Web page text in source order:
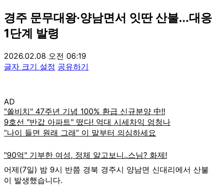
경주 문무대왕·양남면서 잇딴 산불...대응
1단계 발령
2026.02.08 오전 06:19
글자 크기 설정 공유하기
AD
어제(7일) 밤 9시 반쯤 경북 경주시 양남면 신대리에서 산불
이 발생했습니다.